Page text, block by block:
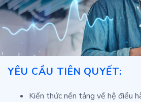
YÊU CẦU TIÊN QUYẾT:
Kiến thức nền tảng về hệ điều